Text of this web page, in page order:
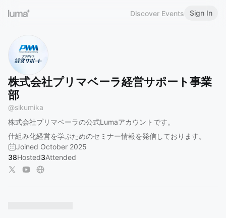
Discover Events Sign In
株式会社プリマベーラ経営サポート事業
部
@sikumika
株式会社プリマベーラの公式Lumaアカウントです。
仕組み化経営を学ぶためのセミナー情報を発信しております。
Joined October 2025
38Hosted3Attended